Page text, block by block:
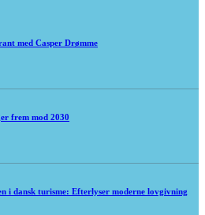
med Casper Drømme
frem mod 2030
i dansk turisme: Efterlyser moderne lovgivning